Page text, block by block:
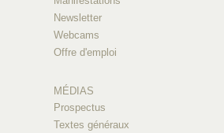
Newsletter
Webcams
Offre d'emploi
MÉDIAS
Prospectus
Textes généraux